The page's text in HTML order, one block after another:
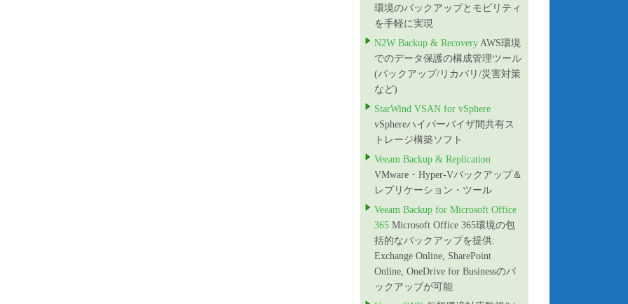
環境のバックアップとモビリティ
を手軽に実現
N2W Backup & Recovery AWS環境
でのデータ保護の構成管理ツール
(バックアップ/リカバリ/災害対策
など)
StarWind VSAN for vSphere
vSphereハイパーバイザ間共有ス
トレージ構築ソフト
Veeam Backup & Replication
VMware・Hyper-Vバックアップ＆
レプリケーション・ツール
Veeam Backup for Microsoft Office
365 Microsoft Office 365環境の包
括的なバックアップを提供:
Exchange Online, SharePoint
Online, OneDrive for Businessのバ
ックアップが可能